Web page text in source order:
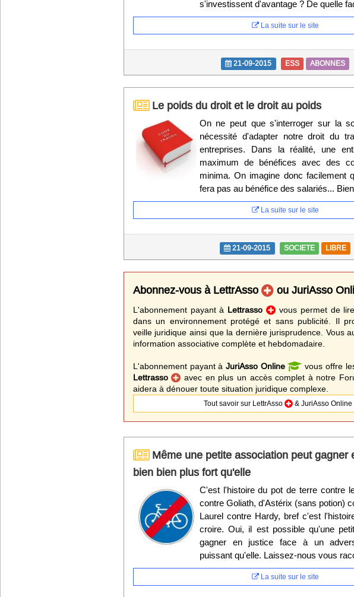
s'investissent d'avantage ? De quelle
La suite sur le site
21-09-2015 ESS ABONNES
Le poids du droit et le droit au poids
On ne peut que s'interroger sur la
nécessité d'adapter notre droit du
entreprises. Dans la réalité, une
maximum de bénéfices avec des
minima. On imagine donc facilement
fera pas au bénéfice des salariés...
La suite sur le site
21-09-2015 SOCIETE LIBRE
Abonnez-vous à LettrAsso ou JuriAsso
L'abonnement payant à Lettrasso
vous permet de
dans un environnement protégé et sans publicité. Il
veille juridique ainsi que la dernière jurisprudence. Vous
information associative complète et hebdomadaire.
L'abonnement payant àJuriAsso Online
vous offre
Lettrasso
avec en plus un accès complet à notre
aidera à dénouer toute situation juridique complexe.
Tout savoir sur LettrAsso & JuriAsso Online
Même une petite association peut gagner
bien bien plus fort qu'elle
C'est l'histoire du pot de terre contre
contre Goliath, d'Astérix (sans potion)
Laurel contre Hardy, bref c'est
croire. Oui, il est possible qu'une
gagner en justice face à un
puissant qu'elle. Laissez-nous vous
La suite sur le site